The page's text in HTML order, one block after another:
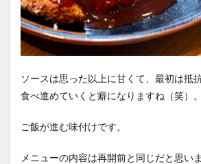
ソースは思った以上に甘くて、最初は抵
食べ進めていくと癖になりますね（笑）。
ご飯が進む味付けです。
メニューの内容は再開前と同じだと思い